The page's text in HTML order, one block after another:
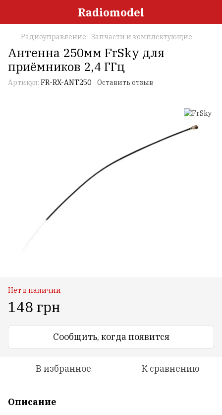
Radiomodel
Радиоуправление Запчасти и комплектующие
Антенна 250мм FrSky для
приёмников 2,4 ГГц
Артикул: FR-RX-ANT250 Оставить отзыв
Нет в наличии
148 грн
Сообщить, когда появится
В избранное К сравнению
Описание